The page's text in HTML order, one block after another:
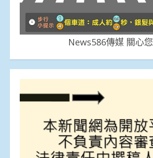
News586傳媒 關心您